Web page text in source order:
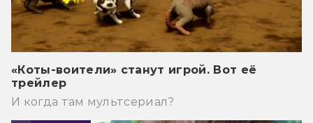
«Коты-воители» станут игрой. Вот её
трейлер
И когда там мультсериал?